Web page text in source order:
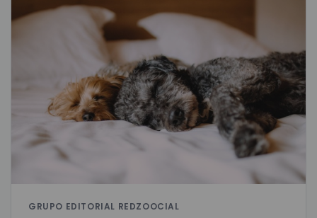
GRUPO EDITORIAL REDZOOCIAL